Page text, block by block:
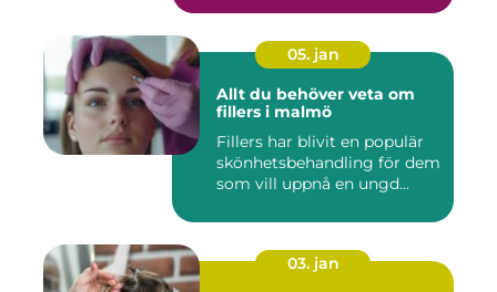
05. jan
Allt du behöver veta om
fillers i malmö
Fillers har blivit en populär
skönhetsbehandling för dem
som vill uppnå en ungd...
03. jan